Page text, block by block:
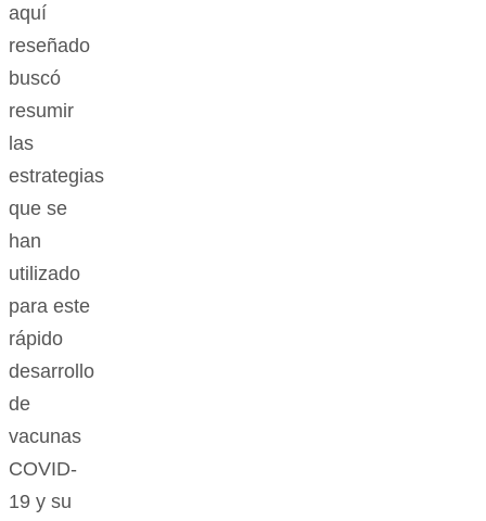
aquí
reseñado
buscó
resumir
las
estrategias
que se
han
utilizado
para este
rápido
desarrollo
de
vacunas
COVID-
19 y su